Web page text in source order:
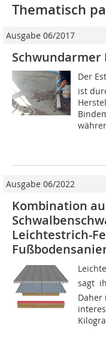
Thematisch
Ausgabe 06/2017
Schwundarmer
Der
ist
Ausgabe 06/2022
Kombination
Leichtestrich-
sagt 
Daher